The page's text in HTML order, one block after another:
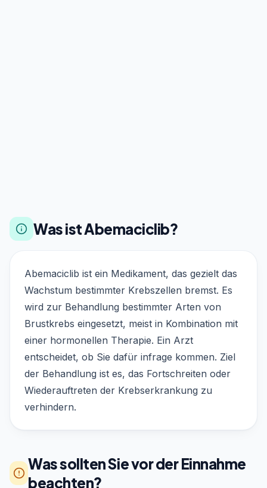
Was ist Abemaciclib?
Abemaciclib ist ein Medikament, das gezielt das
Wachstum bestimmter Krebszellen bremst. Es
wird zur Behandlung bestimmter Arten von
Brustkrebs eingesetzt, meist in Kombination mit
einer hormonellen Therapie. Ein Arzt
entscheidet, ob Sie dafür infrage kommen. Ziel
der Behandlung ist es, das Fortschreiten oder
Wiederauftreten der Krebserkrankung zu
verhindern.
Was sollten Sie vor der Einnahme
beachten?